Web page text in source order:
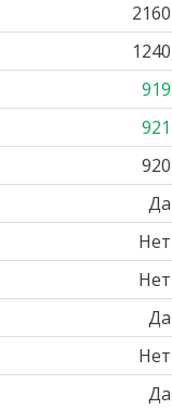
2160
1240
919
921
920
Да
Нет
Нет
Да
Нет
Да